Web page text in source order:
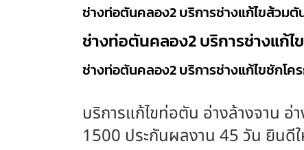
ช่างท่อตันคลอง2 บริการช่างแก้ไขส้วม
ช่างท่อตันคลอง2 บริการช่างแก้ไ
ช่างท่อตันคลอง2 บริการช่างแก้ไขชักโ
บริการแก้ไขท่อตัน อ่างล้างจาน อ่
1500 ประกันผลงาน 45 วัน ยินดี